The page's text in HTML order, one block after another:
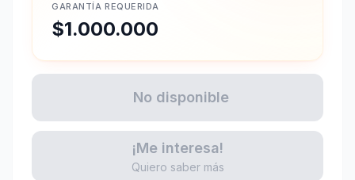
GARANTÍA REQUERIDA
$1.000.000
No disponible
¡Me interesa!
Quiero saber más